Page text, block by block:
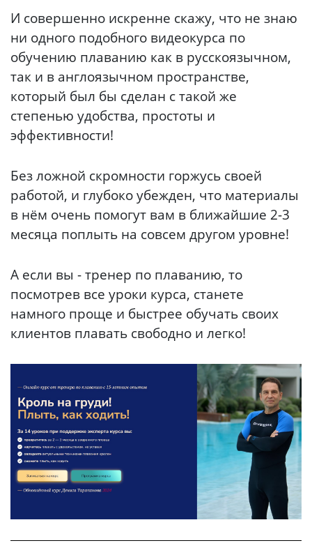
И совершенно искренне скажу, что не знаю
ни одного подобного видеокурса по
обучению плаванию как в русскоязычном,
так и в англоязычном пространстве,
который был бы сделан с такой же
степенью удобства, простоты и
эффективности!
Без ложной скромности горжусь своей
работой, и глубоко убежден, что материалы
в нём очень помогут вам в ближайшие 2-3
месяца поплыть на совсем другом уровне!
А если вы - тренер по плаванию, то
посмотрев все уроки курса, станете
намного проще и быстрее обучать своих
клиентов плавать свободно и легко!